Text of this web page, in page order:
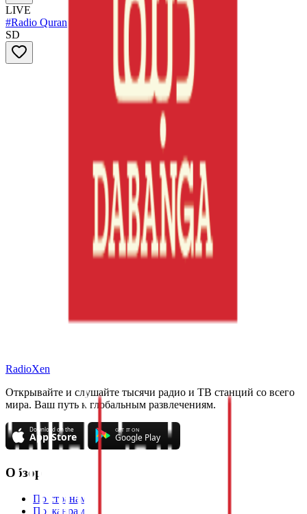
LIVE
#Radio Quran
SD
RadioXen
Открывайте и слушайте тысячи радио и ТВ станций со всего
мира. Ваш путь к глобальным развлечениям.
Обзор
По странам
По жанрам